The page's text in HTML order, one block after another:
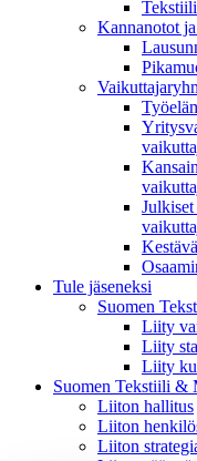
Kannanotot
Tule jäseneksi
Suomen
Liity
Liity
Liity
Suomen Tekstiili &
Liiton hallitus
Liiton
Liiton